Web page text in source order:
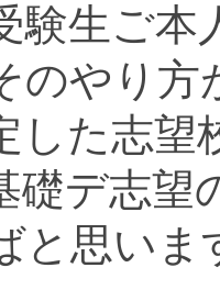
験生ご本
のやり方
した志望
礎デ志望
と思いま